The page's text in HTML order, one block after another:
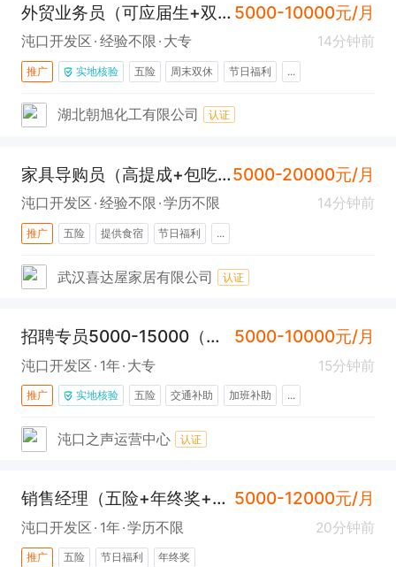
外贸业务员（可应届生+双休+五险+东合中心） 5000-10000元/月
沌口开发区 经验不限 大专 14分钟前
推广 实地核验 五险 周末双休 节日福利 ...
湖北朝旭化工有限公司 认证
家具导购员（高提成+包吃住+社保+沌口)5000-20000元/月
沌口开发区 经验不限 学历不限 14分钟前
推广 五险 提供食宿 节日福利 ...
武汉喜达屋家居有限公司 认证
招聘专员5000-15000（离家近+氛围好+上升空间大) 5000-10000元/月
沌口开发区 1年 大专 15分钟前
推广 实地核验 五险 交通补助 加班补助 ...
沌口之声运营中心 认证
销售经理（五险+年终奖+提成高） 5000-12000元/月
沌口开发区 1年 学历不限 20分钟前
推广 五险 节日福利 年终奖